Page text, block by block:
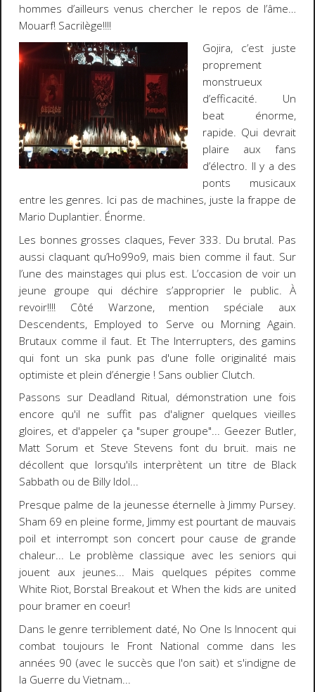
hommes d’ailleurs venus chercher le repos de l’âme…
Mouarf! Sacrilège!!!!
Gojira, c’est juste
proprement
monstrueux
d’efficacité. Un
beat énorme,
rapide. Qui devrait
plaire aux fans
d’électro. Il y a des
ponts musicaux
entre les genres. Ici pas de machines, juste la frappe de
Mario Duplantier. Énorme.
Les bonnes grosses claques, Fever 333. Du brutal. Pas
aussi claquant qu’Ho99o9, mais bien comme il faut. Sur
l’une des mainstages qui plus est. L’occasion de voir un
jeune groupe qui déchire s’approprier le public. À
revoir!!!! Côté Warzone, mention spéciale aux
Descendents, Employed to Serve ou Morning Again.
Brutaux comme il faut. Et The Interrupters, des gamins
qui font un ska punk pas d'une folle originalité mais
optimiste et plein d’énergie ! Sans oublier Clutch.
Passons sur Deadland Ritual, démonstration une fois
encore qu'il ne suffit pas d'aligner quelques vieilles
gloires, et d'appeler ça "super groupe"... Geezer Butler,
Matt Sorum et Steve Stevens font du bruit. mais ne
décollent que lorsqu'ils interprètent un titre de Black
Sabbath ou de Billy Idol...
Presque palme de la jeunesse éternelle à Jimmy Pursey.
Sham 69 en pleine forme, Jimmy est pourtant de mauvais
poil et interrompt son concert pour cause de grande
chaleur... Le problème classique avec les seniors qui
jouent aux jeunes... Mais quelques pépites comme
White Riot, Borstal Breakout et When the kids are united
pour bramer en coeur!
Dans le genre terriblement daté, No One Is Innocent qui
combat toujours le Front National comme dans les
années 90 (avec le succès que l'on sait) et s'indigne de
la Guerre du Vietnam...